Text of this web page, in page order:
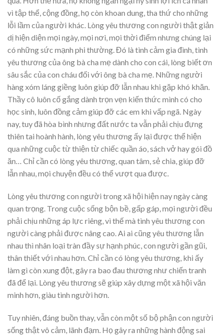
vì tập thể, cộng đồng, họ còn khoan dung, tha thứ cho những
lỗi lầm của người khác. Lòng yêu thương con người thật giản
dị hiện diện mọi ngày, mọi nơi, mọi thời điểm nhưng chúng lại
có những sức mạnh phi thường. Đó là tình cảm gia đình, tình
yêu thương của ông bà cha mẹ dành cho con cái, lòng biết ơn
sâu sắc của con cháu đối với ông bà cha mẹ. Những người
hàng xóm láng giềng luôn giúp đỡ lẫn nhau khi gặp khó khăn.
Thầy cô luôn cố gắng dành trọn vẹn kiến thức mình có cho
học sinh, luôn đồng cảm giúp đỡ các em khi vấp ngã. Ngày
nay, tuy đã hòa bình nhưng đất nước ta vẫn phải chịu đựng
thiên tai hoành hành, lòng yêu thương ấy lại được thể hiện
qua những cuộc từ thiện từ chiếc quần áo, sách vở hay gói đồ
ăn… Chỉ cần có lòng yêu thương, quan tâm, sẻ chia, giúp đỡ
lẫn nhau, mọi chuyện đều có thể vượt qua được.
Lòng yêu thương con người trong xã hội hiện nay ngày càng
quan trọng. Trong cuộc sống bộn bề, gấp gáp, mọi người đều
phải chịu những áp lực riêng, vì thế mà tình yêu thương con
người càng phải được nâng cao. Ai ai cũng yêu thương lẫn
nhau thì nhân loại tràn đầy sự hạnh phúc, con người gần gũi,
thân thiết với nhau hơn. Chỉ cần có lòng yêu thương, khi ấy
làm gì còn xung đột, gây ra bao đau thương như chiến tranh
đã để lại. Lòng yêu thương sẽ giúp xây dựng một xã hội văn
minh hơn, giàu tình người hơn.
Tuy nhiên, đáng buồn thay, vẫn còn một số bộ phận con người
sống thật vô cảm, lãnh đạm. Họ gây ra những hành động sai